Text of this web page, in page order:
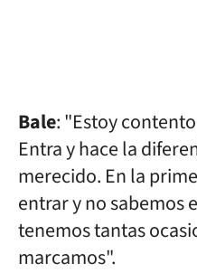
Bale: "Estoy
Entra y hace la
merecido. En la
entrar y no sabemos
tenemos tantas
marcamos".